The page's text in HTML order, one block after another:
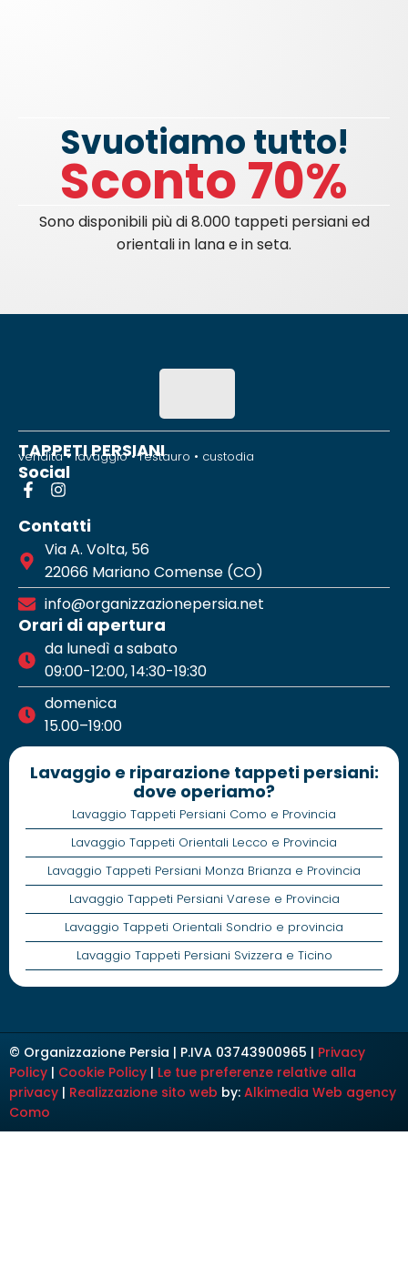
Svuotiamo tutto!
Sconto 70%
Sono disponibili più di 8.000 tappeti persiani ed
orientali in lana e in seta.
TAPPETI PERSIANI
vendita • lavaggio • restauro • custodia
Social
Contatti
Via A. Volta, 56
22066 Mariano Comense (CO)
info@organizzazionepersia.net
Orari di apertura
da lunedì a sabato
09:00-12:00, 14:30-19:30
domenica
15.00–19:00
Lavaggio e riparazione tappeti persiani:
dove operiamo?
Lavaggio Tappeti Persiani Como e Provincia
Lavaggio Tappeti Orientali Lecco e Provincia
Lavaggio Tappeti Persiani Monza Brianza e Provincia
Lavaggio Tappeti Persiani Varese e Provincia
Lavaggio Tappeti Orientali Sondrio e provincia
Lavaggio Tappeti Persiani Svizzera e Ticino
© Organizzazione Persia | P.IVA 03743900965 | Privacy
Policy | Cookie Policy | Le tue preferenze relative alla
privacy | Realizzazione sito web by: Alkimedia Web agency
Como